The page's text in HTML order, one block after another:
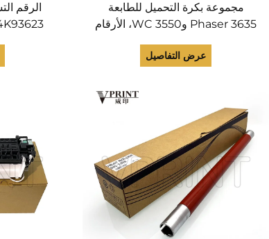
مجموعة بكرة التحميل للطابعة
Phaser 3635 وWC 3550، الأرقام
022N02345، 22N2345،
JC97-03132A، JC97-02441A
عرض التفاصيل